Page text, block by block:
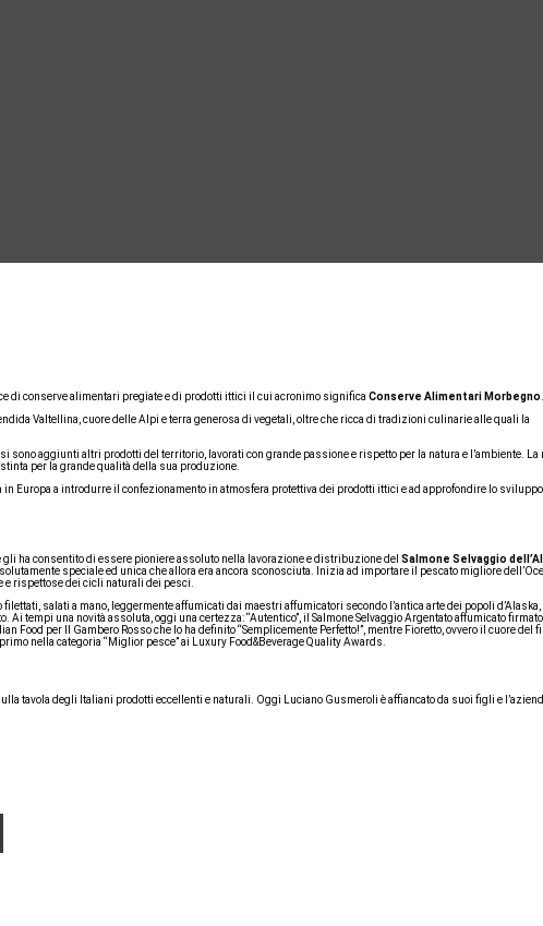
di conserve alimentari pregiate e di prodotti ittici il cui acronimo significaConserve Alimentari Morbegno
Valtellina, cuore delle Alpi e terra generosa di vegetali, oltre che ricca di tradizioni culinarie alle quali la
sono aggiunti altri prodotti del territorio, lavorati con grande passione e rispetto per la natura e l’ambiente. La
per la grande qualità della sua produzione.
Europa a introdurre il confezionamento in atmosfera protettiva dei prodotti ittici e ad approfondire lo
ha consentito di essere pioniere assoluto nella lavorazione e distribuzione delSalmone Selvaggio
speciale ed unica che allora era ancora sconosciuta. Inizia ad importare il pescato migliore
e rispettose dei cicli naturali dei pesci.
salati a mano, leggermente affumicati dai maestri affumicatori secondo l’antica arte dei popoli d’Alaska,
tempi una novità assoluta, oggi una certezza: “Autentico”, il Salmone Selvaggio Argentato affumicato firmato
per Il Gambero Rosso che lo ha definito “Semplicemente Perfetto!”, mentre Fioretto, ovvero il cuore del
nella categoria “Miglior pesce” ai Luxury Food&Beverage Quality Awards.
tavola degli Italiani prodotti eccellenti e naturali. Oggi Luciano Gusmeroli è affiancato da suoi figli e